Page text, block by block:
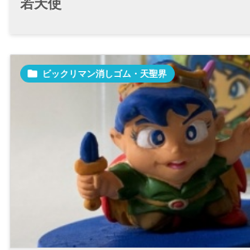
若天使
 ビックリマン消しゴム・天聖界